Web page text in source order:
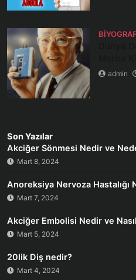
admin
Son Yazılar
Akciğer Sönmesi Nedir ve
Mart 8, 2024
Anoreksiya Nervoza Hastalığı
Mart 7, 2024
Akciğer Embolisi Nedir ve
Mart 5, 2024
20lik Diş nedir?
Mart 4, 2024